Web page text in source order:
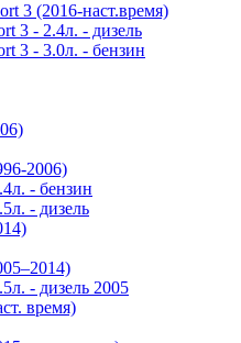
3 (2016-наст.время)
3 - 2.4л. - дизель
3 - 3.0л. - бензин
2006)
- бензин
- дизель
- дизель 2005
время)